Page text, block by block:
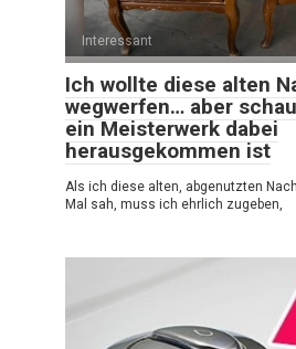
Interessant
Ich wollte diese alten
wegwerfen… aber
ein Meisterwerk dabei
herausgekommen ist
Als ich diese alten, abgenutzten
Mal sah, muss ich ehrlich zugeben,